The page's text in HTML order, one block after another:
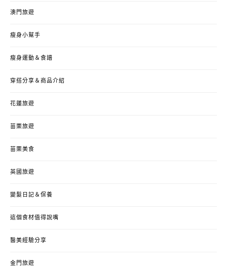
澳門旅遊
瘦身小幫手
瘦身運動＆食譜
穿搭分享＆商品介紹
花蓮旅遊
苗栗旅遊
苗栗美食
英國旅遊
變髮日記＆保養
這個食材值得說嘴
醫美經驗分享
金門旅遊